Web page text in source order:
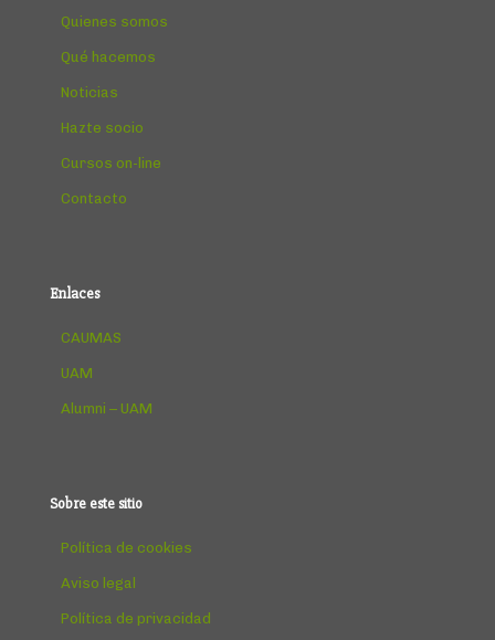
Quienes somos
Qué hacemos
Noticias
Hazte socio
Cursos on-line
Contacto
Enlaces
CAUMAS
UAM
Alumni – UAM
Sobre este sitio
Política de cookies
Aviso legal
Política de privacidad